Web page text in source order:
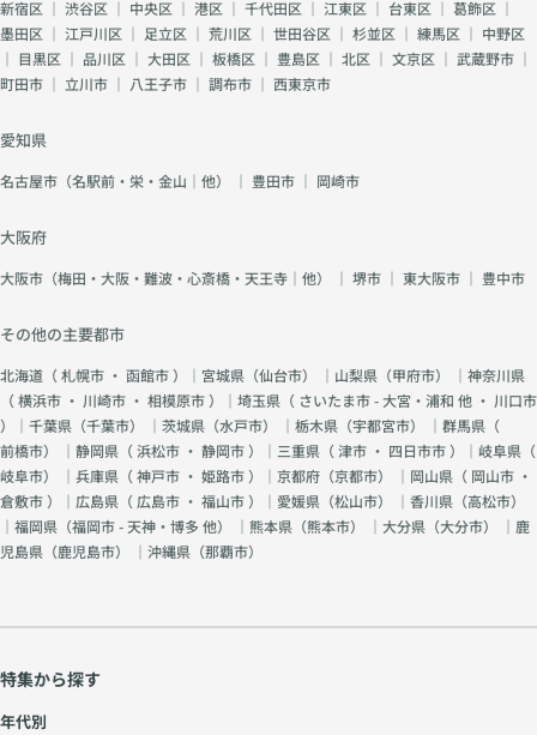
新宿区 ｜ 渋谷区 ｜ 中央区 ｜ 港区 ｜ 千代田区 ｜ 江東区 ｜ 台東区 ｜ 葛飾区 ｜
墨田区 ｜ 江戸川区 ｜ 足立区 ｜ 荒川区 ｜ 世田谷区 ｜ 杉並区 ｜ 練馬区 ｜ 中野区
｜ 目黒区 ｜ 品川区 ｜ 大田区 ｜ 板橋区 ｜ 豊島区 ｜ 北区 ｜ 文京区 ｜ 武蔵野市 ｜
町田市 ｜ 立川市 ｜ 八王子市 ｜ 調布市 ｜ 西東京市
愛知県
名古屋市（名駅前・栄・金山｜他） ｜ 豊田市 ｜ 岡崎市
大阪府
大阪市（梅田・大阪・難波・心斎橋・天王寺｜他） ｜ 堺市 ｜ 東大阪市 ｜ 豊中市
その他の主要都市
北海道（札幌市 ・ 函館市）｜宮城県（仙台市） ｜山梨県（甲府市） ｜神奈川県
（横浜市 ・ 川崎市 ・ 相模原市）｜埼玉県（ さいたま市 - 大宮・浦和 他 ・ 川口市
）｜千葉県（千葉市） ｜茨城県（水戸市） ｜栃木県（宇都宮市） ｜群馬県（
前橋市） ｜静岡県（浜松市 ・ 静岡市）｜三重県（津市 ・ 四日市市）｜岐阜県（
岐阜市） ｜兵庫県（神戸市 ・ 姫路市）｜京都府（京都市） ｜岡山県（ 岡山市 ・
倉敷市）｜広島県（ 広島市 ・ 福山市）｜愛媛県（松山市） ｜香川県（高松市）
｜福岡県（福岡市 - 天神・博多 他） ｜熊本県（熊本市） ｜大分県（大分市） ｜鹿
児島県（鹿児島市） ｜沖縄県（那覇市）
特集から探す
年代別